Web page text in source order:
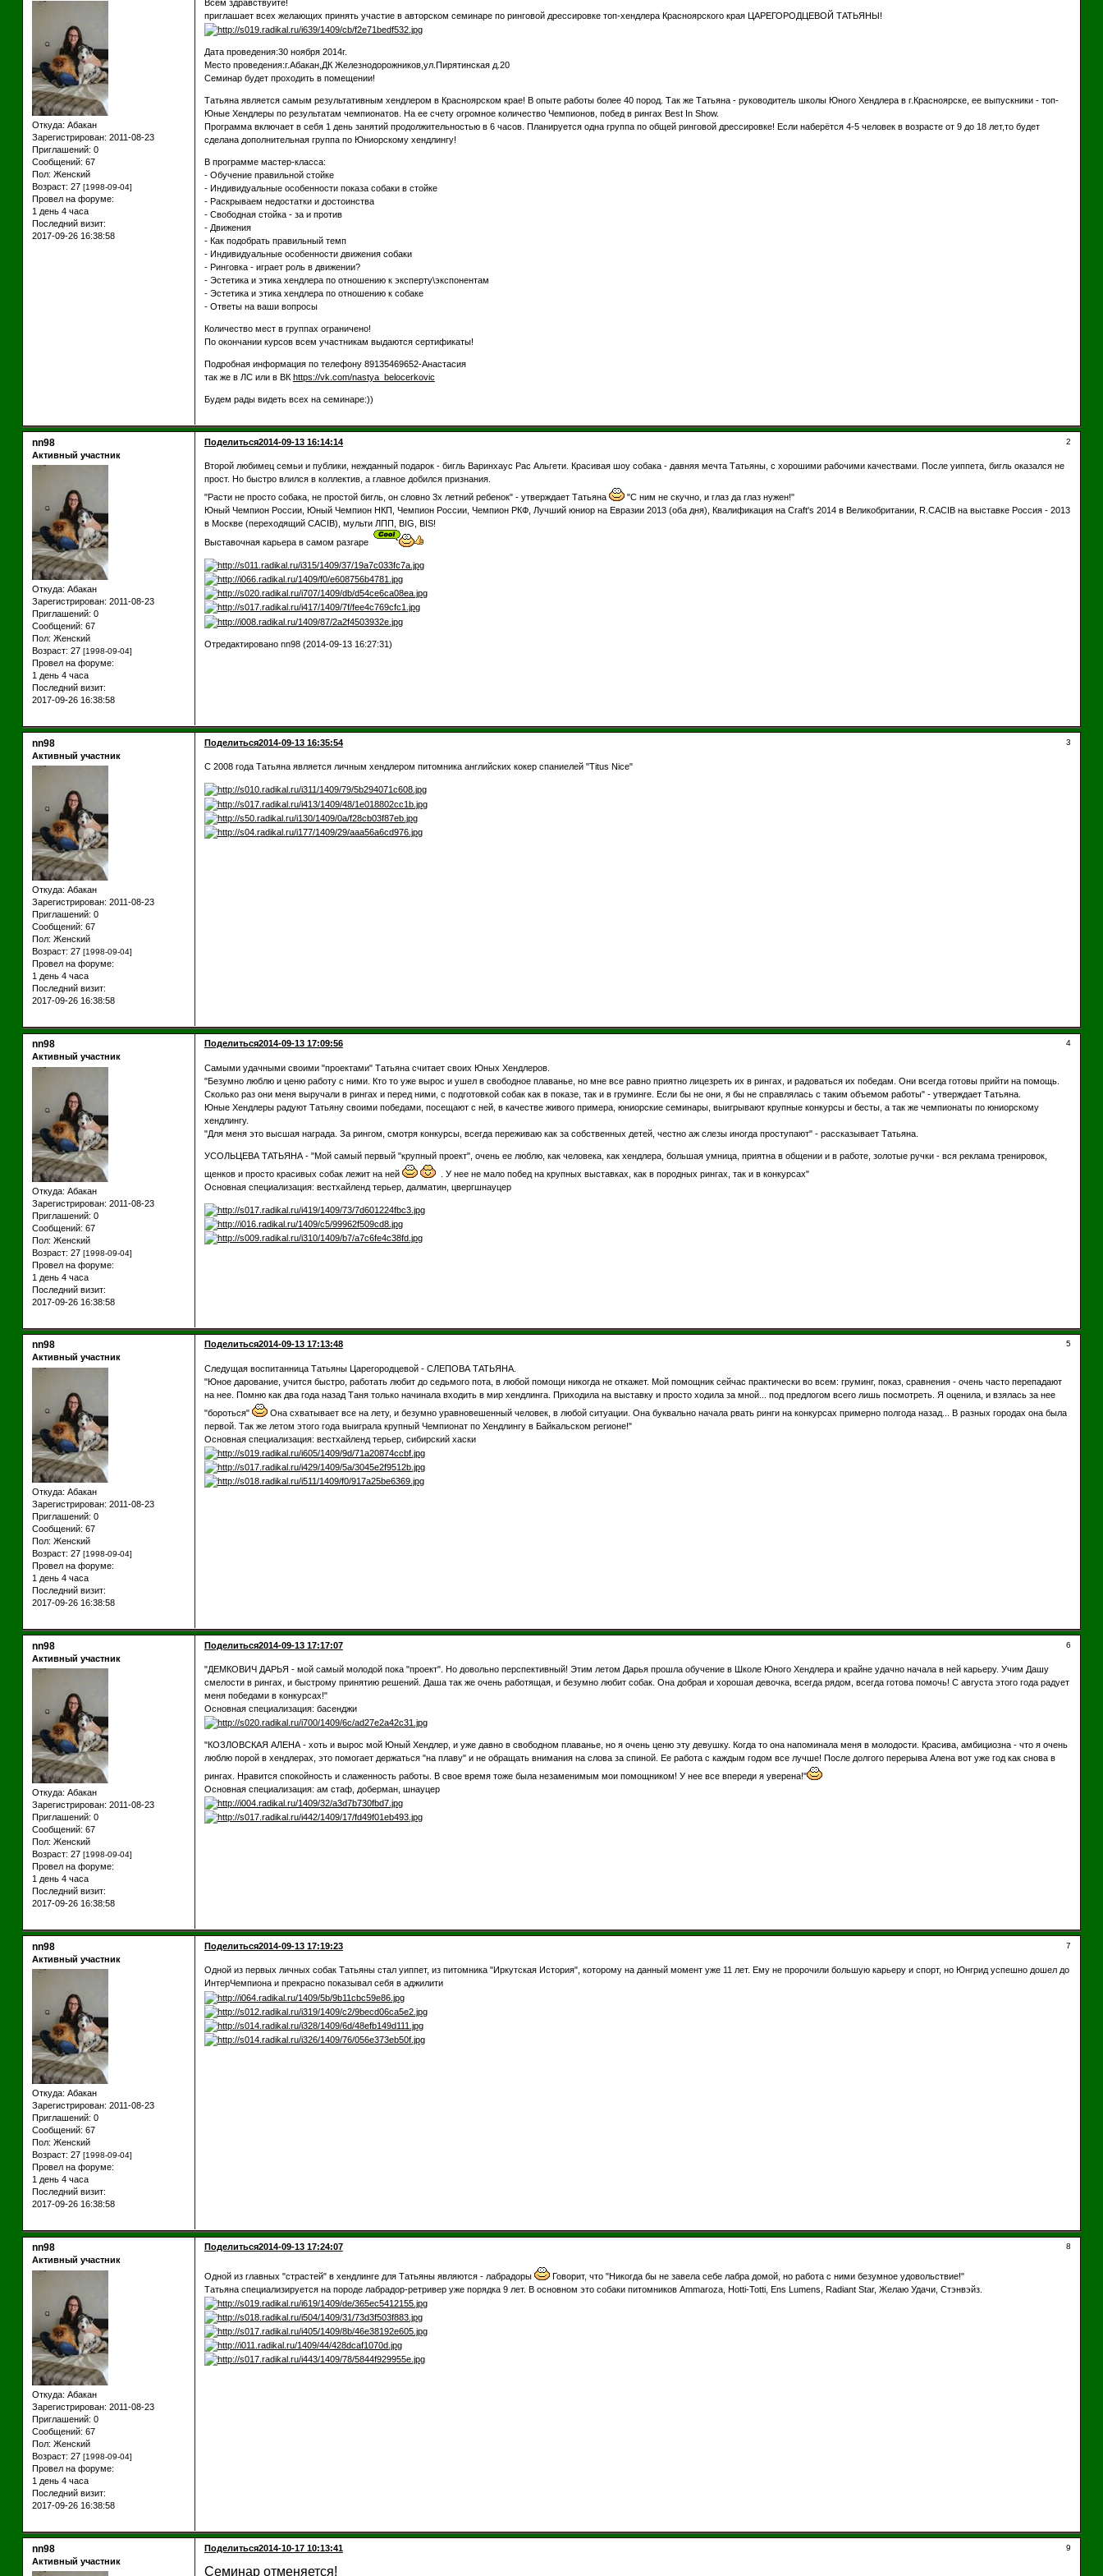
Откуда: Абакан
Зарегистрирован: 2011-08-23
Приглашений: 0
Сообщений: 67
Пол: Женский
Возраст: 27 [1998-09-04]
Провел на форуме:
1 день 4 часа
Последний визит:
2017-09-26 16:38:58
Всем здравствуйте!
приглашает всех желающих принять участие в авторском семинаре по ринговой дрессировке топ-хендлера Красноярского края ЦАРЕГОРОДЦЕВОЙ ТАТЬЯНЫ!
Дата проведения:30 ноября 2014г.
Место проведения:г.Абакан,ДК Железнодорожников,ул.Пирятинская д.20
Семинар будет проходить в помещении!
Татьяна является самым результативным хендлером в Красноярском крае! В опыте работы более 40 пород. Так же Татьяна - руководитель школы Юного Хендлера в г.Красноярске, ее выпускники - топ-
Юные Хендлеры по результатам чемпионатов. На ее счету огромное количество Чемпионов, побед в рингах Best In Show.
Программа включает в себя 1 день занятий продолжительностью в 6 часов. Планируется одна группа по общей ринговой дрессировке! Если наберётся 4-5 человек в возрасте от 9 до 18 лет,то будет
сделана дополнительная группа по Юниорскому хендлингу!
В программе мастер-класса:
- Обучение правильной стойке
- Индивидуальные особенности показа собаки в стойке
- Раскрываем недостатки и достоинства
- Свободная стойка - за и против
- Движения
- Как подобрать правильный темп
- Индивидуальные особенности движения собаки
- Ринговка - играет роль в движении?
- Эстетика и этика хендлера по отношению к эксперту\экспонентам
- Эстетика и этика хендлера по отношению к собаке
- Ответы на ваши вопросы
Количество мест в группах ограничено!
По окончании курсов всем участникам выдаются сертификаты!
Подробная информация по телефону 89135469652-Анастасия
так же в ЛС или в ВК https://vk.com/nastya_belocerkovic
Будем рады видеть всех на семинаре:))
Поделиться 2
2014-09-13 16:14:14
nn98
Активный участник
Откуда: Абакан
Зарегистрирован: 2011-08-23
Приглашений: 0
Сообщений: 67
Пол: Женский
Возраст: 27 [1998-09-04]
Провел на форуме:
1 день 4 часа
Последний визит:
2017-09-26 16:38:58
Второй любимец семьи и публики, нежданный подарок - бигль Варинхаус Рас Альгети. Красивая шоу собака - давняя мечта Татьяны, с хорошими рабочими качествами. После уиппета, бигль оказался не
прост. Но быстро влился в коллектив, а главное добился признания.
"Расти не просто собака, не простой бигль, он словно 3х летний ребенок" - утверждает Татьяна
"С ним не скучно, и глаз да глаз нужен!"
Юный Чемпион России, Юный Чемпион НКП, Чемпион России, Чемпион РКФ, Лучший юниор на Евразии 2013 (оба дня), Квалификация на Craft's 2014 в Великобритании, R.CACIB на выставке Россия - 2013
в Москве (переходящий CACIB), мульти ЛПП, BIG, BIS!
Выставочная карьера в самом разгаре
Отредактировано nn98 (2014-09-13 16:27:31)
Поделиться 3
2014-09-13 16:35:54
nn98
Активный участник
Откуда: Абакан
Зарегистрирован: 2011-08-23
Приглашений: 0
Сообщений: 67
Пол: Женский
Возраст: 27 [1998-09-04]
Провел на форуме:
1 день 4 часа
Последний визит:
2017-09-26 16:38:58
C 2008 года Татьяна является личным хендлером питомника английских кокер спаниелей "Titus Nice"
Поделиться 4
2014-09-13 17:09:56
nn98
Активный участник
Откуда: Абакан
Зарегистрирован: 2011-08-23
Приглашений: 0
Сообщений: 67
Пол: Женский
Возраст: 27 [1998-09-04]
Провел на форуме:
1 день 4 часа
Последний визит:
2017-09-26 16:38:58
Самыми удачными своими "проектами" Татьяна считает своих Юных Хендлеров.
"Безумно люблю и ценю работу с ними. Кто то уже вырос и ушел в свободное плаванье, но мне все равно приятно лицезреть их в рингах, и радоваться их победам. Они всегда готовы прийти на помощь.
Сколько раз они меня выручали в рингах и перед ними, с подготовкой собак как в показе, так и в груминге. Если бы не они, я бы не справлялась с таким объемом работы" - утверждает Татьяна.
Юные Хендлеры радуют Татьяну своими победами, посещают с ней, в качестве живого примера, юниорские семинары, выигрывают крупные конкурсы и бесты, а так же чемпионаты по юниорскому
хендлингу.
"Для меня это высшая награда. За рингом, смотря конкурсы, всегда переживаю как за собственных детей, честно аж слезы иногда проступают" - рассказывает Татьяна.
УСОЛЬЦЕВА ТАТЬЯНА - "Мой самый первый "крупный проект", очень ее люблю, как человека, как хендлера, большая умница, приятна в общении и в работе, золотые ручки - вся реклама тренировок,
щенков и просто красивых собак лежит на ней
. У нее не мало побед на крупных выставках, как в породных рингах, так и в конкурсах"
Основная специализация: вестхайленд терьер, далматин, цвергшнауцер
Поделиться 5
2014-09-13 17:13:48
nn98
Активный участник
Откуда: Абакан
Зарегистрирован: 2011-08-23
Приглашений: 0
Сообщений: 67
Пол: Женский
Возраст: 27 [1998-09-04]
Провел на форуме:
1 день 4 часа
Последний визит:
2017-09-26 16:38:58
Следущая воспитанница Татьяны Царегородцевой - СЛЕПОВА ТАТЬЯНА.
"Юное дарование, учится быстро, работать любит до седьмого пота, в любой помощи никогда не откажет. Мой помощник сейчас практически во всем: груминг, показ, сравнения - очень часто перепадают
на нее. Помню как два года назад Таня только начинала входить в мир хендлинга. Приходила на выставку и просто ходила за мной... под предлогом всего лишь посмотреть. Я оценила, и взялась за нее
"бороться"
Она схватывает все на лету, и безумно уравновешенный человек, в любой ситуации. Она буквально начала рвать ринги на конкурсах примерно полгода назад... В разных городах она была
первой. Так же летом этого года выиграла крупный Чемпионат по Хендлингу в Байкальском регионе!"
Основная специализация: вестхайленд терьер, сибирский хаски
Поделиться 6
2014-09-13 17:17:07
nn98
Активный участник
Откуда: Абакан
Зарегистрирован: 2011-08-23
Приглашений: 0
Сообщений: 67
Пол: Женский
Возраст: 27 [1998-09-04]
Провел на форуме:
1 день 4 часа
Последний визит:
2017-09-26 16:38:58
"ДЕМКОВИЧ ДАРЬЯ - мой самый молодой пока "проект". Но довольно перспективный! Этим летом Дарья прошла обучение в Школе Юного Хендлера и крайне удачно начала в ней карьеру. Учим Дашу
смелости в рингах, и быстрому принятию решений. Даша так же очень работящая, и безумно любит собак. Она добрая и хорошая девочка, всегда рядом, всегда готова помочь! С августа этого года радует
меня победами в конкурсах!"
Основная специализация: басенджи
"КОЗЛОВСКАЯ АЛЕНА - хоть и вырос мой Юный Хендлер, и уже давно в свободном плаванье, но я очень ценю эту девушку. Когда то она напоминала меня в молодости. Красива, амбициозна - что я очень
люблю порой в хендлерах, это помогает держаться "на плаву" и не обращать внимания на слова за спиной. Ее работа с каждым годом все лучше! После долгого перерыва Алена вот уже год как снова в
рингах. Нравится спокойность и слаженность работы. В свое время тоже была незаменимым мои помощником! У нее все впереди я уверена!"
Основная специализация: ам стаф, доберман, шнауцер
Поделиться 7
2014-09-13 17:19:23
nn98
Активный участник
Откуда: Абакан
Зарегистрирован: 2011-08-23
Приглашений: 0
Сообщений: 67
Пол: Женский
Возраст: 27 [1998-09-04]
Провел на форуме:
1 день 4 часа
Последний визит:
2017-09-26 16:38:58
Одной из первых личных собак Татьяны стал уиппет, из питомника "Иркутская История", которому на данный момент уже 11 лет. Ему не пророчили большую карьеру и спорт, но Юнгрид успешно дошел до
ИнтерЧемпиона и прекрасно показывал себя в аджилити
Поделиться 8
2014-09-13 17:24:07
nn98
Активный участник
Откуда: Абакан
Зарегистрирован: 2011-08-23
Приглашений: 0
Сообщений: 67
Пол: Женский
Возраст: 27 [1998-09-04]
Провел на форуме:
1 день 4 часа
Последний визит:
2017-09-26 16:38:58
Одной из главных "страстей" в хендлинге для Татьяны являются - лабрадоры
Говорит, что "Никогда бы не завела себе лабра домой, но работа с ними безумное удовольствие!"
Татьяна специализируется на породе лабрадор-ретривер уже порядка 9 лет. В основном это собаки питомников Ammaroza, Hotti-Totti, Ens Lumens, Radiant Star, Желаю Удачи, Стэнвэйз.
Поделиться 9
2014-10-17 10:13:41
nn98
Активный участник
Семинар отменяется!